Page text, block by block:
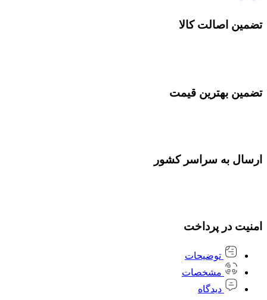
تضمین اصالت کالا
تضمین بهترین قیمت
ارسال به سراسر کشور
امنیت در پرداخت
توضیحات
مشخصات
دیدگاه